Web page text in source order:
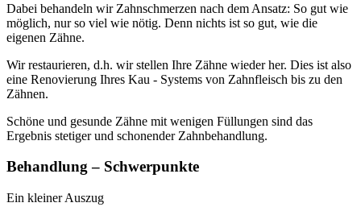
Dabei behandeln wir Zahnschmerzen nach dem Ansatz: So gut wie
möglich, nur so viel wie nötig. Denn nichts ist so gut, wie die
eigenen Zähne.
Wir restaurieren, d.h. wir stellen Ihre Zähne wieder her. Dies ist also
eine Renovierung Ihres Kau - Systems von Zahnfleisch bis zu den
Zähnen.
Schöne und gesunde Zähne mit wenigen Füllungen sind das
Ergebnis stetiger und schonender Zahnbehandlung.
Behandlung – Schwerpunkte
Ein kleiner Auszug